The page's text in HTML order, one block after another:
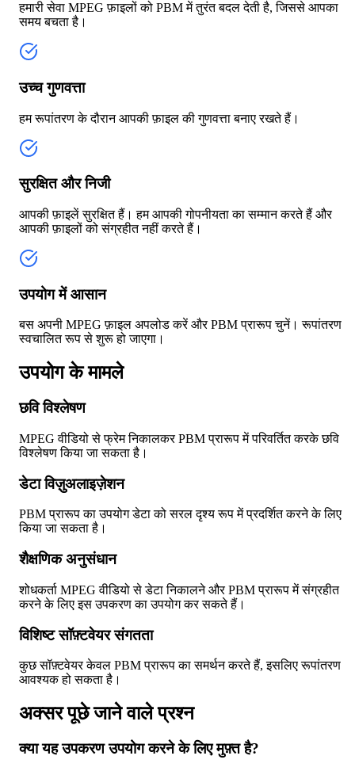
हमारी सेवा MPEG फ़ाइलों को PBM में तुरंत बदल देती है, जिससे आपका
समय बचता है।
उच्च गुणवत्ता
हम रूपांतरण के दौरान आपकी फ़ाइल की गुणवत्ता बनाए रखते हैं।
सुरक्षित और निजी
आपकी फ़ाइलें सुरक्षित हैं। हम आपकी गोपनीयता का सम्मान करते हैं और
आपकी फ़ाइलों को संग्रहीत नहीं करते हैं।
उपयोग में आसान
बस अपनी MPEG फ़ाइल अपलोड करें और PBM प्रारूप चुनें। रूपांतरण
स्वचालित रूप से शुरू हो जाएगा।
उपयोग के मामले
छवि विश्लेषण
MPEG वीडियो से फ्रेम निकालकर PBM प्रारूप में परिवर्तित करके छवि
विश्लेषण किया जा सकता है।
डेटा विज़ुअलाइज़ेशन
PBM प्रारूप का उपयोग डेटा को सरल दृश्य रूप में प्रदर्शित करने के लिए
किया जा सकता है।
शैक्षणिक अनुसंधान
शोधकर्ता MPEG वीडियो से डेटा निकालने और PBM प्रारूप में संग्रहीत
करने के लिए इस उपकरण का उपयोग कर सकते हैं।
विशिष्ट सॉफ़्टवेयर संगतता
कुछ सॉफ़्टवेयर केवल PBM प्रारूप का समर्थन करते हैं, इसलिए रूपांतरण
आवश्यक हो सकता है।
अक्सर पूछे जाने वाले प्रश्न
क्या यह उपकरण उपयोग करने के लिए मुफ़्त है?